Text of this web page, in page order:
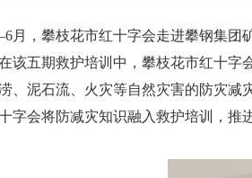
，攀枝花市红十字会走进攀钢集团矿
该五期救护培训中，攀枝花市红十字
、泥石流、火灾等自然灾害的防灾
字会将防减灾知识融入救护培训，推